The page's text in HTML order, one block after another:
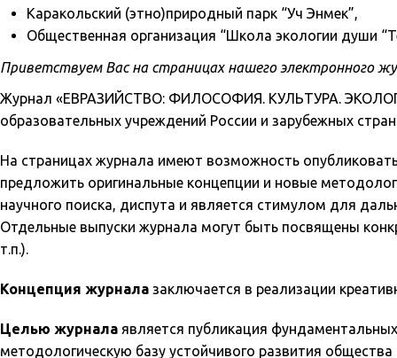
Каракольский (этно)природный парк “Уч Энмек”,
Общественная организация “Школа экологии души
Приветствуем Вас на страницах нашего электронного
Журнал «ЕВРАЗИЙСТВО: ФИЛОСОФИЯ. КУЛЬТУРА.
образовательных учреждений России и зарубежных
На страницах журнала имеют возможность
предложить оригинальные концепции и новые
научного поиска, диспута и является стимулом для
Отдельные выпуски журнала могут быть посвящены
т.п.).
Концепция журнала заключается в реализации
Целью журнала является публикация
методологическую базу устойчивого развития